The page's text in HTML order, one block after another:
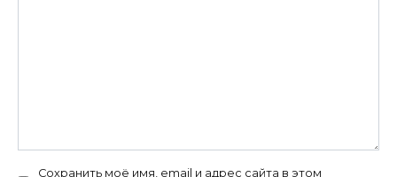
Сохранить моё имя, email и адрес сайта в этом